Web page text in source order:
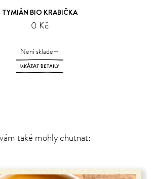
TYMIÁN BIO KRABIČKA
0 Kč
Není skladem
UKÁZAT DETAILY
také mohly chutnat: